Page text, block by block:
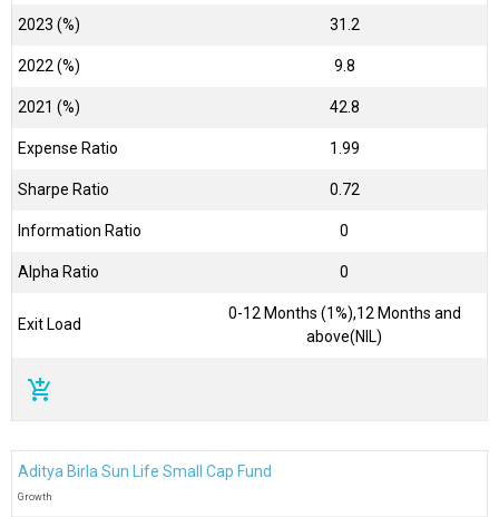
2023 (%) 31.2
2022 (%) 9.8
2021 (%) 42.8
Expense Ratio 1.99
Sharpe Ratio 0.72
Information Ratio 0
Alpha Ratio 0
Exit Load
0-12 Months (1%),12 Months and
above(NIL)
add_shopping_cart
Aditya Birla Sun Life Small Cap Fund
Growth